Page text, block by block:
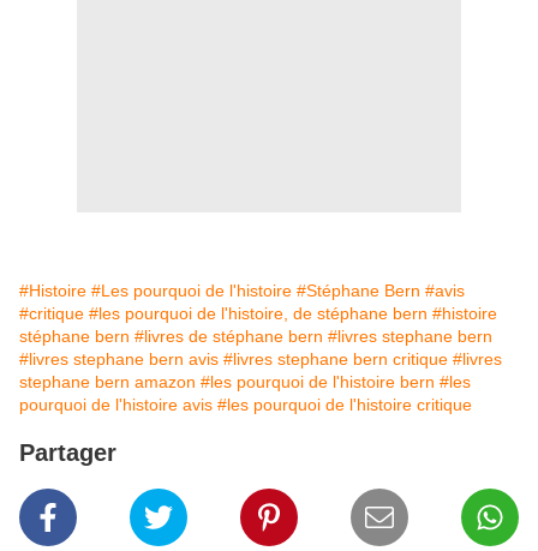
#Histoire #Les pourquoi de l'histoire #Stéphane Bern #avis
#critique #les pourquoi de l'histoire, de stéphane bern #histoire
stéphane bern #livres de stéphane bern #livres stephane bern
#livres stephane bern avis #livres stephane bern critique #livres
stephane bern amazon #les pourquoi de l'histoire bern #les
pourquoi de l'histoire avis #les pourquoi de l'histoire critique
Partager